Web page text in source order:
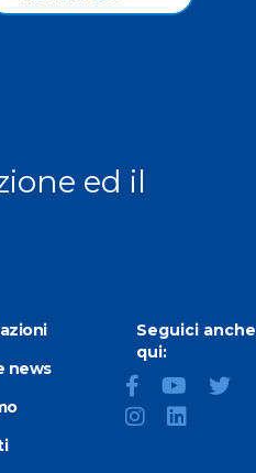
ed il
news
Seguici anche
qui: